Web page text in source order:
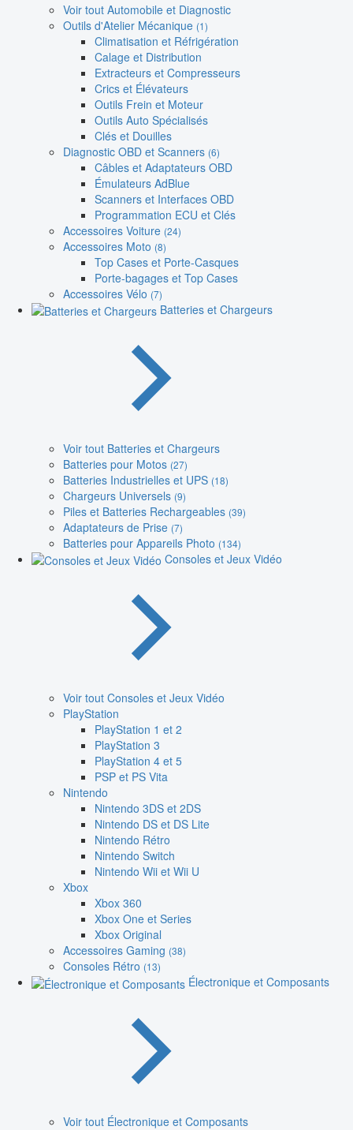
Voir tout Automobile et Diagnostic
Outils d'Atelier Mécanique (1)
Climatisation et Réfrigération
Calage et Distribution
Extracteurs et Compresseurs
Crics et Élévateurs
Outils Frein et Moteur
Outils Auto Spécialisés
Clés et Douilles
Diagnostic OBD et Scanners (6)
Câbles et Adaptateurs OBD
Émulateurs AdBlue
Scanners et Interfaces OBD
Programmation ECU et Clés
Accessoires Voiture (24)
Accessoires Moto (8)
Top Cases et Porte-Casques
Porte-bagages et Top Cases
Accessoires Vélo (7)
Batteries et Chargeurs
Voir tout Batteries et Chargeurs
Batteries pour Motos (27)
Batteries Industrielles et UPS (18)
Chargeurs Universels (9)
Piles et Batteries Rechargeables (39)
Adaptateurs de Prise (7)
Batteries pour Appareils Photo (134)
Consoles et Jeux Vidéo
Voir tout Consoles et Jeux Vidéo
PlayStation
PlayStation 1 et 2
PlayStation 3
PlayStation 4 et 5
PSP et PS Vita
Nintendo
Nintendo 3DS et 2DS
Nintendo DS et DS Lite
Nintendo Rétro
Nintendo Switch
Nintendo Wii et Wii U
Xbox
Xbox 360
Xbox One et Series
Xbox Original
Accessoires Gaming (38)
Consoles Rétro (13)
Électronique et Composants
Voir tout Électronique et Composants